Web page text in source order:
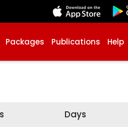
Packages Publications Help
Days